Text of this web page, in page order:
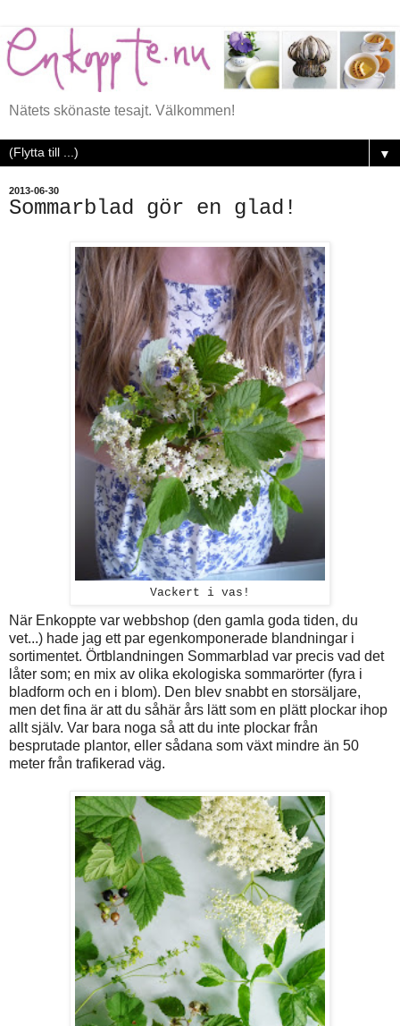
Nätets skönaste tesajt. Välkommen!
▼
2013-06-30
Sommarblad gör en glad!
Vackert i vas!
När Enkoppte var webbshop (den gamla goda tiden, du
vet...) hade jag ett par egenkomponerade blandningar i
sortimentet. Örtblandningen Sommarblad var precis vad det
låter som; en mix av olika ekologiska sommarörter (fyra i
bladform och en i blom). Den blev snabbt en storsäljare,
men det fina är att du såhär års lätt som en plätt plockar ihop
allt själv. Var bara noga så att du inte plockar från
besprutade plantor, eller sådana som växt mindre än 50
meter från trafikerad väg.